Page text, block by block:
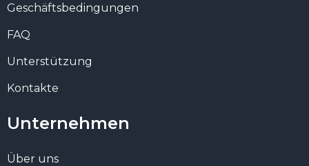
Geschäftsbedingungen
FAQ
Unterstützung
Kontakte
Unternehmen
Über uns